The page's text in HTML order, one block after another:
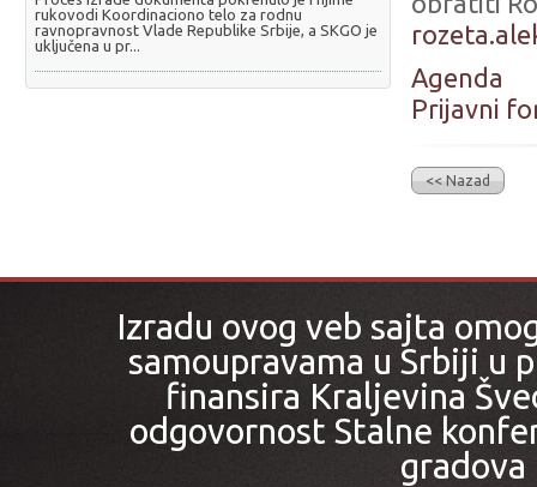
rukovodi Koordinaciono telo za rodnu
ravnopravnost Vlade Republike Srbije, a SKGO je
uključena u pr...
Agenda
Prijavni
<< Nazad
Izradu ovog veb sajta
samoupravama u Srbiji u
finansira Kraljevina
odgovornost Stalne
gradova